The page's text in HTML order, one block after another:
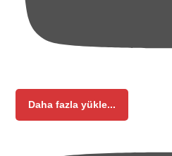
Daha fazla yükle...